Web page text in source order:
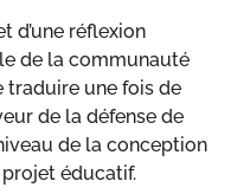
d’une réflexion
de la communauté
traduire une fois de
de la défense de
de la conception
éducatif.